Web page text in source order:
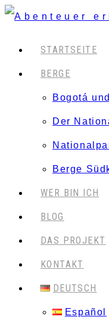
STARTSEITE
BERGE
Bogotá
Der
Berge
WER BIN ICH
BLOG
DAS PROJEKT
KONTAKT
DEUTSCH
Español